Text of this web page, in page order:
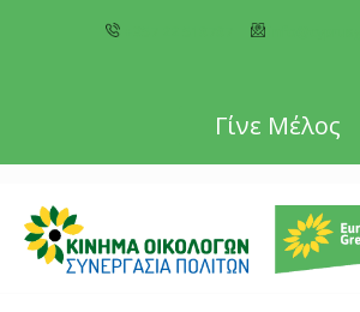
Γίνε Μέλος